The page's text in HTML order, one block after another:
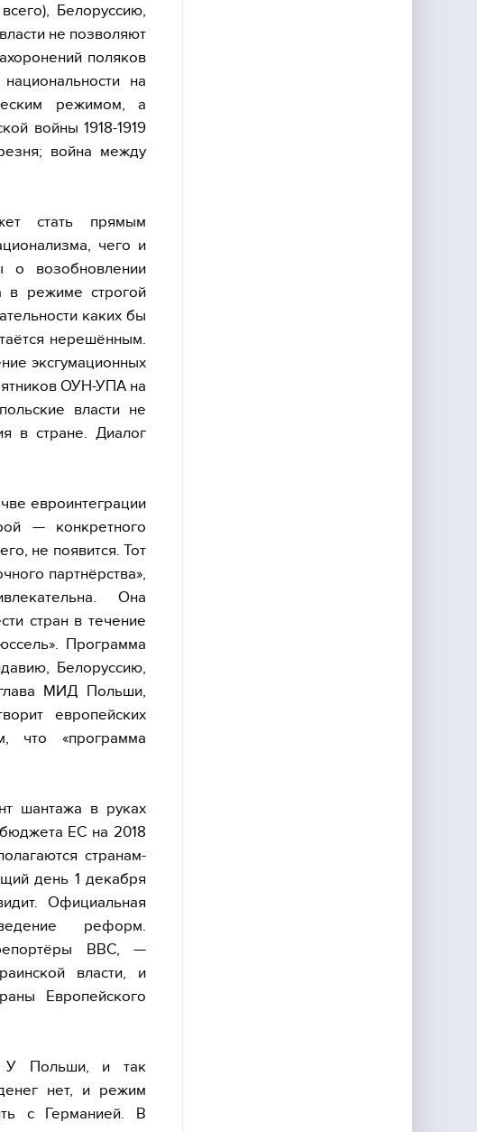
Белоруссию,
не позволяют
поляков
на
режимом, а
войны 1918-1919
война между
стать прямым
чего и
о возобновлении
в режиме строгой
каких бы
нерешённым.
эксгумационных
ОУН-УПА на
власти не
в стране. Диалог
евроинтеграции
— конкретного
не появится. Тот
партнёрства»,
Она
стран в течение
Программа
Белоруссию,
МИД Польши,
европейских
что «программа
шантажа в руках
ЕС на 2018
странам-
день 1 декабря
Официальная
реформ.
ВВС, —
власти, и
Европейского
У Польши, и так
нет, и режим
с Германией. В